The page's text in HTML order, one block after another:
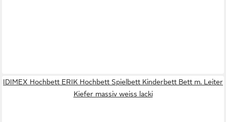
IDIMEX Hochbett ERIK Hochbett Spielbett Kinderbett Bett m. Leiter
Kiefer massiv weiss lacki